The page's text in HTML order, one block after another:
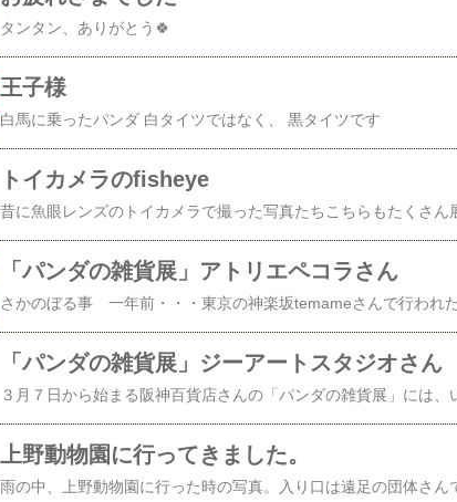
タンタン、ありがとう🍀
王子様
白馬に乗ったパンダ 白タイツではなく、 黒タイツです
トイカメラのfisheye
「パンダの雑貨展」アトリエペコラさん
「パンダの雑貨展」ジーアートスタジオさん
上野動物園に行ってきました。